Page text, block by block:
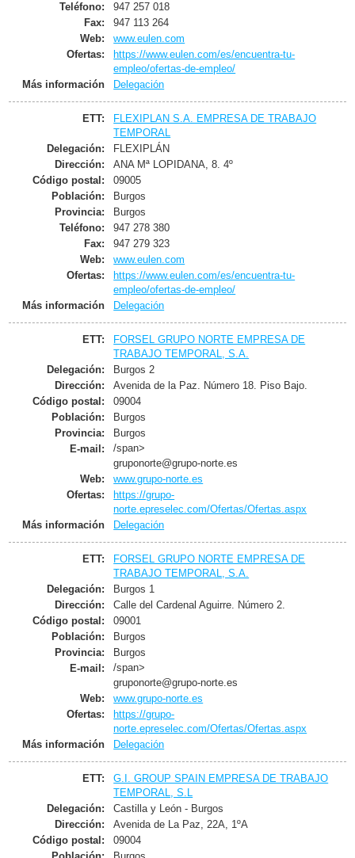
Teléfono:
947 257 018
Fax:
947 113 264
Web:
www.eulen.com
Ofertas:
https://www.eulen.com/es/encuentra-tu-
empleo/ofertas-de-empleo/
Más información
Delegación
ETT:
FLEXIPLAN S.A. EMPRESA DE TRABAJO
TEMPORAL
Delegación:
FLEXIPLÁN
Dirección:
ANA Mª LOPIDANA, 8. 4º
Código postal:
09005
Población:
Burgos
Provincia:
Burgos
Teléfono:
947 278 380
Fax:
947 279 323
Web:
www.eulen.com
Ofertas:
https://www.eulen.com/es/encuentra-tu-
empleo/ofertas-de-empleo/
Más información
Delegación
ETT:
FORSEL GRUPO NORTE EMPRESA DE
TRABAJO TEMPORAL, S.A.
Delegación:
Burgos 2
Dirección:
Avenida de la Paz. Número 18. Piso Bajo.
Código postal:
09004
Población:
Burgos
Provincia:
Burgos
/span>
E-mail:
gruponorte@grupo-norte.es
Web:
www.grupo-norte.es
Ofertas:
https://grupo-
norte.epreselec.com/Ofertas/Ofertas.aspx
Más información
Delegación
ETT:
FORSEL GRUPO NORTE EMPRESA DE
TRABAJO TEMPORAL, S.A.
Delegación:
Burgos 1
Dirección:
Calle del Cardenal Aguirre. Número 2.
Código postal:
09001
Población:
Burgos
Provincia:
Burgos
/span>
E-mail:
gruponorte@grupo-norte.es
Web:
www.grupo-norte.es
Ofertas:
https://grupo-
norte.epreselec.com/Ofertas/Ofertas.aspx
Más información
Delegación
ETT:
G.I. GROUP SPAIN EMPRESA DE TRABAJO
TEMPORAL, S.L
Delegación:
Castilla y León - Burgos
Dirección:
Avenida de La Paz, 22A, 1ºA
Código postal:
09004